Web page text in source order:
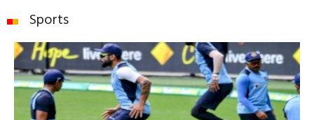
Sports